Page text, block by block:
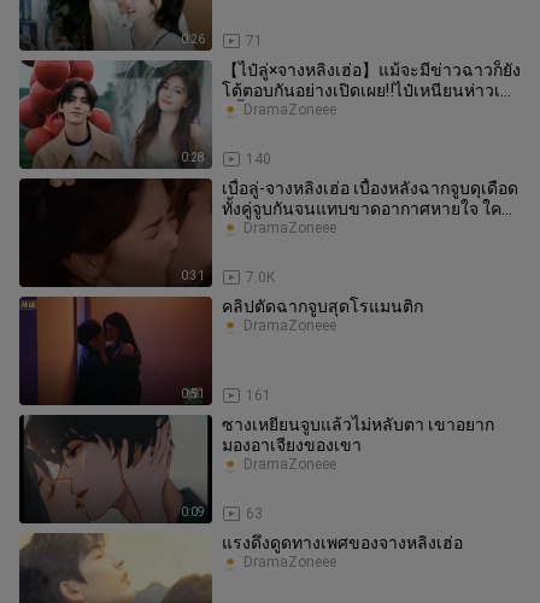
0:26 71
0:28
【ไป๋ลู่×จางหลิงเฮ่อ】แม้จะมีข่าวฉาวก็ยัง
โต้ตอบกันอย่างเปิดเผย‼️ไป๋เหนียนห่าวเหอ
คู่นี้สมควรได้รับการกด
140
DramaZoneee
0:31
เบื๋อลู่-จางหลิงเฮ่อ เบื้องหลังฉากจูบดุเดือด
ทั้งคู่จูบกันจนแทบขาดอากาศหายใจ ใคร
ถ่ายทำละครกันนะถึงได
7.0K
DramaZoneee
0:51
คลิปตัดฉากจูบสุดโรแมนติก
161
DramaZoneee
0:09
ซางเหยียนจูบแล้วไม่หลับตา เขาอยาก
มองอาเจียงของเขา
63
DramaZoneee
แรงดึงดูดทางเพศของจางหลิงเฮ่อ
DramaZoneee